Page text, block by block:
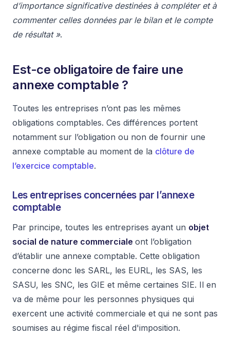
d’importance significative destinées à compléter et à
commenter celles données par le bilan et le compte
de résultat ».
Est-ce obligatoire de faire une
annexe comptable ?
Toutes les entreprises n’ont pas les mêmes
obligations comptables. Ces différences portent
notamment sur l’obligation ou non de fournir une
annexe comptable au moment de la clôture de
l’exercice comptable.
Les entreprises concernées par l’annexe
comptable
Par principe, toutes les entreprises ayant un objet
social de nature commerciale ont l’obligation
d’établir une annexe comptable. Cette obligation
concerne donc les SARL, les EURL, les SAS, les
SASU, les SNC, les GIE et même certaines SIE. Il en
va de même pour les personnes physiques qui
exercent une activité commerciale et qui ne sont pas
soumises au régime fiscal réel d'imposition.